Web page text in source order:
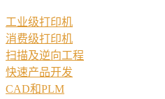
工业级打印机
消费级打印机
扫描及逆向工程
快速产品开发
CAD和PLM